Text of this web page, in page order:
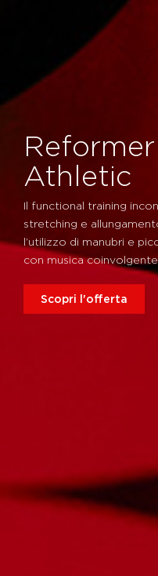
Athletic
Il functional training
stretching e
l’utilizzo di manubri e
con musica
Scopri l'offerta